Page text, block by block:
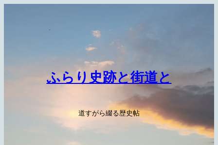
ふらり史跡と街道と
道すがら綴る歴史帖